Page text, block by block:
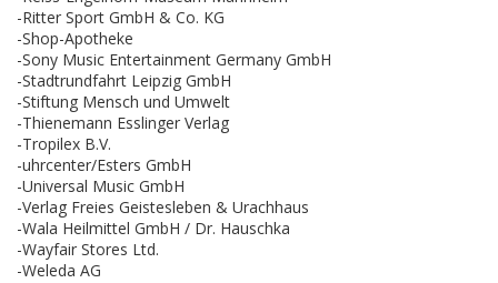
-Ritter Sport GmbH & Co. KG
-Shop-Apotheke
-Sony Music Entertainment Germany GmbH
-Stadtrundfahrt Leipzig GmbH
-Stiftung Mensch und Umwelt
-Thienemann Esslinger Verlag
-Tropilex B.V.
-uhrcenter/Esters GmbH
-Universal Music GmbH
-Verlag Freies Geistesleben & Urachhaus
-Wala Heilmittel GmbH / Dr. Hauschka
-Wayfair Stores Ltd.
-Weleda AG